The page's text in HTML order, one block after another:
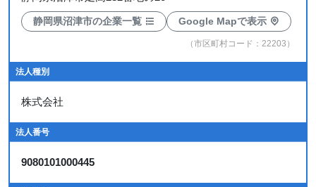
静岡県沼津市の企業一覧 Google Mapで表示
（市区町村コード：22203）
法人種別
株式会社
法人番号
9080101000445